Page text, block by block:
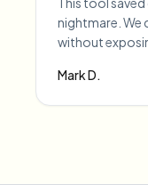
nightmare. We
without
Mark D.